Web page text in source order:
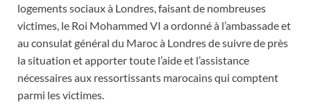
logements sociaux à Londres, faisant de nombreuses
victimes, le Roi Mohammed VI a ordonné à l’ambassade et
au consulat général du Maroc à Londres de suivre de près
la situation et apporter toute l’aide et l’assistance
nécessaires aux ressortissants marocains qui comptent
parmi les victimes.